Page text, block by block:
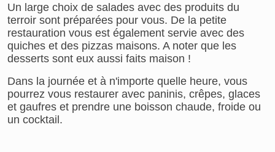
Un large choix de salades avec des produits du
terroir sont préparées pour vous. De la petite
restauration vous est également servie avec des
quiches et des pizzas maisons. A noter que les
desserts sont eux aussi faits maison !
Dans la journée et à n'importe quelle heure, vous
pourrez vous restaurer avec paninis, crêpes, glaces
et gaufres et prendre une boisson chaude, froide ou
un cocktail.